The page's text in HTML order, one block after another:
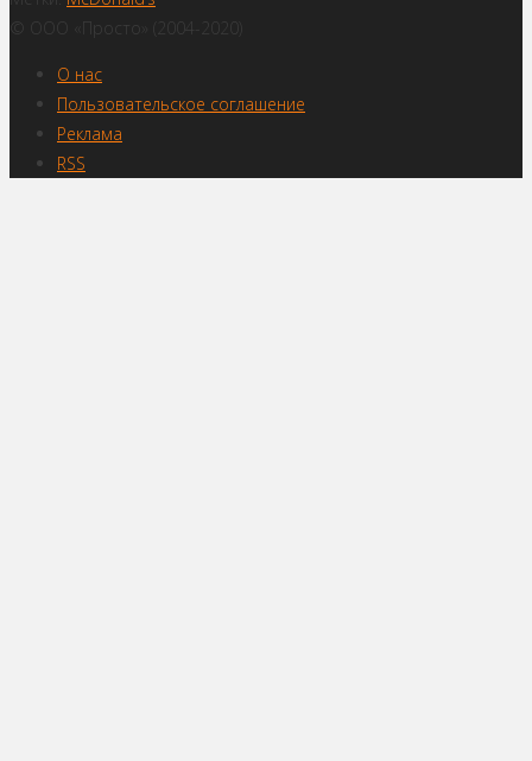
© ООО «Просто» (2004-2020)
О нас
Пользовательское соглашение
Реклама
RSS